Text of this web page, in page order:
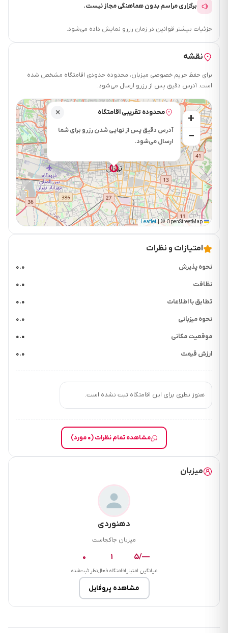
برگزاری مراسم بدون هماهنگی مجاز نیست.
جزئیات بیشتر قوانین در زمان رزرو نمایش داده می‌شود.
نقشه
برای حفظ حریم خصوصی میزبان، محدوده حدودی اقامتگاه مشخص شده
است. آدرس دقیق پس از رزرو ارسال می‌شود.
محدوده تقریبی اقامتگاه
آدرس دقیق پس از نهایی شدن رزرو برای شما
ارسال می‌شود.
×
+
−
Leaflet
|© OpenStreetMap
امتیازات و نظرات
نحوه پذیرش ۰.۰
نظافت ۰.۰
تطابق با اطلاعات ۰.۰
نحوه میزبانی ۰.۰
موقعیت مکانی ۰.۰
ارزش قیمت ۰.۰
هنوز نظری برای این اقامتگاه ثبت نشده است.
مشاهده تمام نظرات (۰ مورد)
میزبان
دهنوردی
میزبان جاکجاست
—/۵
میانگین امتیاز
۱
اقامتگاه فعال
۰
نظر ثبت‌شده
مشاهده پروفایل